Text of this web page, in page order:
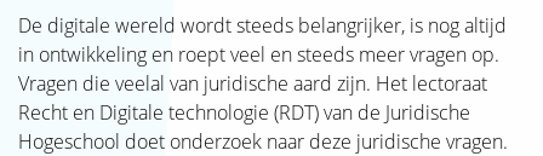
Alumni
Lectoraat
Over ons
De digitale wereld wordt steeds belangrijker, is nog altijd
in ontwikkeling en roept veel en steeds meer vragen op.
Vragen die veelal van juridische aard zijn. Het lectoraat
Recht en Digitale technologie (RDT) van de Juridische
Hogeschool doet onderzoek naar deze juridische vragen.